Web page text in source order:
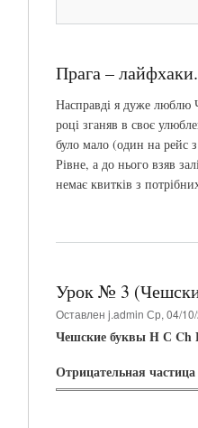
Прага – лайфхаки.
Насправді я дуже люблю
році зганяв в своє
було мало (один на рейс
Рівне, а до нього взяв
немає квитків з
Урок № 3
Оставлен j.admin Ср, 04/
Чешские буквы H С Ch
Отрицательная частица